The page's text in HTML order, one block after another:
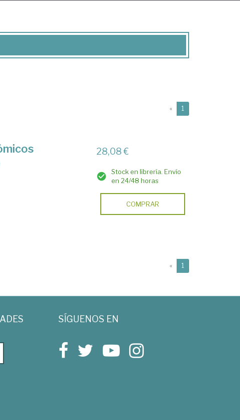
« 1
28,08 €
Stock en librería. Envío
en 24/48 horas
COMPRAR
« 1
SÍGUENOS EN